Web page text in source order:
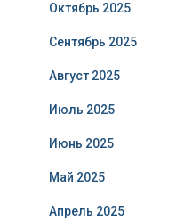
Октябрь 2025
Сентябрь 2025
Август 2025
Июль 2025
Июнь 2025
Май 2025
Апрель 2025